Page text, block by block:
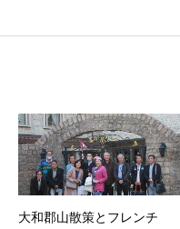
大和郡山散策とフレンチ